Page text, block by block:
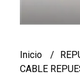
Inicio
CABLE